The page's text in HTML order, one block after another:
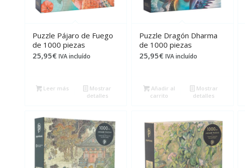
Puzzle Pájaro de Fuego
de 1000 piezas
25,95€ IVA incluído
Leer más
Mostrar
detalles
Puzzle Dragón Dharma
de 1000 piezas
25,95€ IVA incluído
Añadir al
carrito
Mostrar
detalles